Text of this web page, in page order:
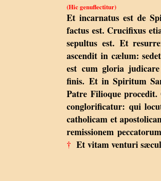
(Hic genuflectitur)
Et incarnatus est de
factus est. Crucifixus
sepultus est. Et
ascendit in cælum:
est cum gloria
finis. Et in Spiritum
Patre Filioque
conglorificatur: qui
catholicam et
remissionem
† Et vitam venturi